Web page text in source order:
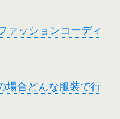
ァッションコーディ
場合どんな服装で行